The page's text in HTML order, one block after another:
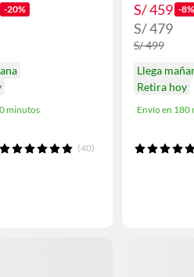
-20%
minutos
(40)
S/ 459 -8%
S/ 479
S/ 499
Llega
Retira hoy
Envío en 180